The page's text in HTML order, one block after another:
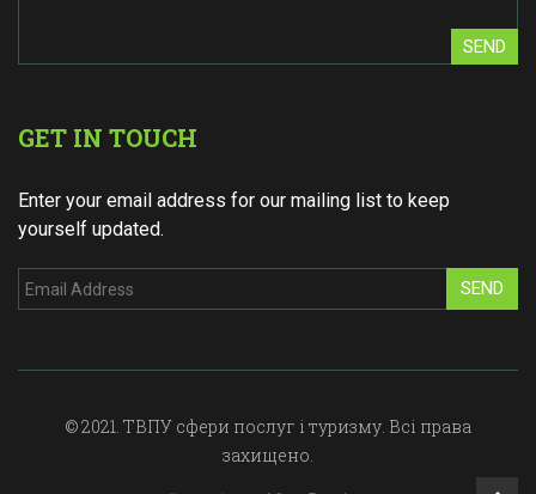
SEND
GET IN TOUCH
Enter your email address for our mailing list to keep
yourself updated.
SEND
© 2021. ТВПУ сфери послуг і туризму. Всі права
захищено.